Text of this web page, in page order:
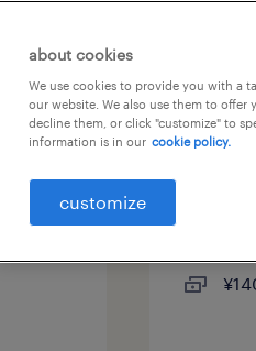
job types
ザ
愛
about cookies
We use cookies to provide you with a
our website. We also use them to offer
decline them, or click "customize" to
information is in our cookie policy.
customize